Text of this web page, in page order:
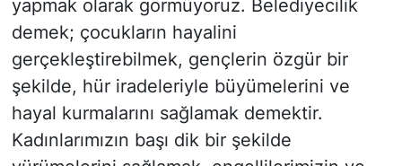
yapmak olarak görmüyoruz. Belediyecilik
demek; çocukların hayalini
gerçekleştirebilmek, gençlerin özgür bir
şekilde, hür iradeleriyle büyümelerini ve
hayal kurmalarını sağlamak demektir.
Kadınlarımızın başı dik bir şekilde